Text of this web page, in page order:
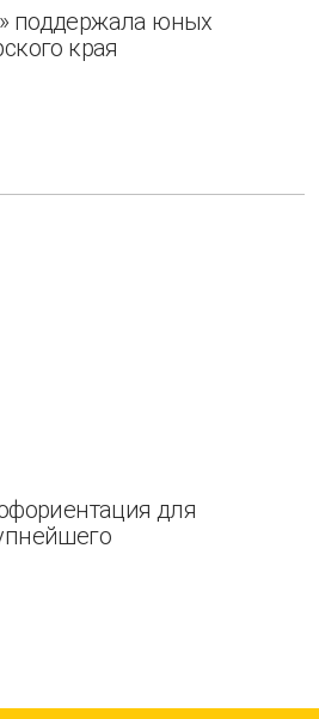
поддержала юных
края
для